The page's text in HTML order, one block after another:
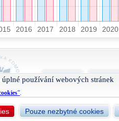
O projektu Nápověda
používání webových stránek
”.
Pouze nezbytné cookies